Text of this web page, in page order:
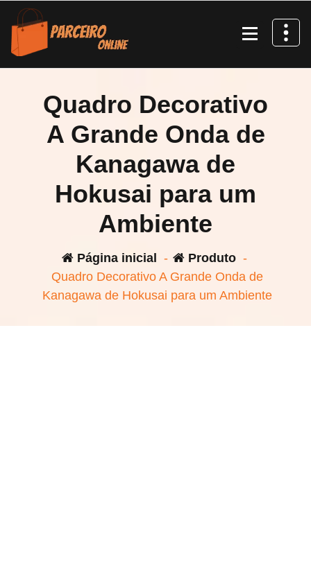
Pular
para
conteúdo
Quadro Decorativo
A Grande Onda de
Kanagawa de
Hokusai para um
Ambiente
Página inicial - Produto -
Quadro Decorativo A Grande Onda de
Kanagawa de Hokusai para um Ambiente